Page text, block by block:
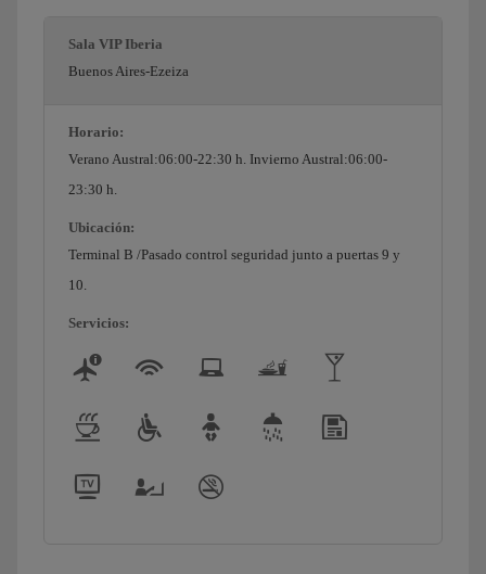
Sala VIP Iberia
Buenos Aires-Ezeiza
Horario:
Verano Austral:06:00-22:30 h. Invierno Austral:06:00-
23:30 h.
Ubicación:
Terminal B /Pasado control seguridad junto a puertas 9 y
10.
Servicios: